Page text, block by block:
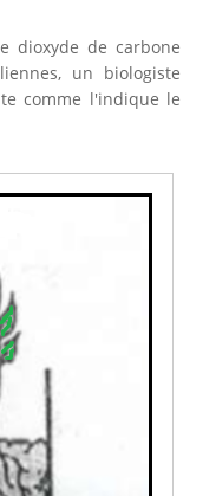
dioxyde de carbone
un biologiste
comme l'indique le